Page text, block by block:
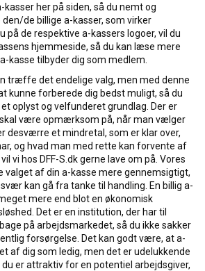
her på siden, så du nemt og
de billige a-kasser, som virker
på de respektive a-kassers logoer, vil du
hjemmeside, så du kan læse mere
kasse tilbyder dig som medlem.
træffe det endelige valg, men med denne
kunne forberede dig bedst muligt, så du
oplyst og velfunderet grundlag. Der er
være opmærksom på, når man vælger
desværre et mindretal, som er klar over,
og hvad man med rette kan forvente af
vi hos DFF-S.dk gerne lave om på. Vores
valget af din a-kasse mere gennemsigtigt,
kan gå fra tanke til handling. En billig a-
mere end blot en økonomisk
Det er en institution, der har til
på arbejdsmarkedet, så du ikke sakker
forsørgelse. Det kan godt være, at a-
af dig som ledig, men det er udelukkende
er attraktiv for en potentiel arbejdsgiver,